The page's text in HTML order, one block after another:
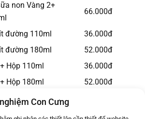
non Vàng 2+
66.000đ
đường 110ml
36.000đ
đường 180ml
52.000đ
Hộp 110ml
36.000đ
Hộp 180ml
52.000đ
1+ 110ml
2+ 110ml
33.000đ
Con Cưng